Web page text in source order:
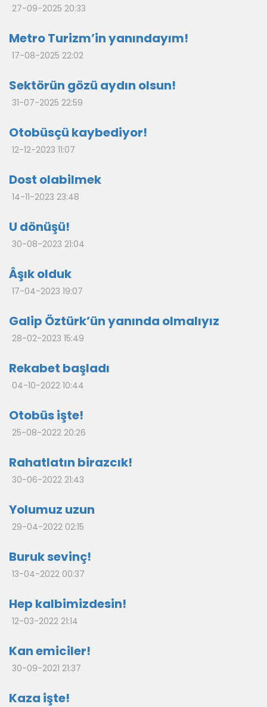
27-09-2025 20:33
Metro Turizm’in yanındayım!
17-08-2025 22:02
Sektörün gözü aydın olsun!
31-07-2025 22:59
Otobüsçü kaybediyor!
12-12-2023 11:07
Dost olabilmek
14-11-2023 23:48
U dönüşü!
30-08-2023 21:04
Âşık olduk
17-04-2023 19:07
Galip Öztürk’ün yanında olmalıyız
28-02-2023 15:49
Rekabet başladı
04-10-2022 10:44
Otobüs işte!
25-08-2022 20:26
Rahatlatın birazcık!
30-06-2022 21:43
Yolumuz uzun
29-04-2022 02:15
Buruk sevinç!
13-04-2022 00:37
Hep kalbimizdesin!
12-03-2022 21:14
Kan emiciler!
30-09-2021 21:37
Kaza işte!